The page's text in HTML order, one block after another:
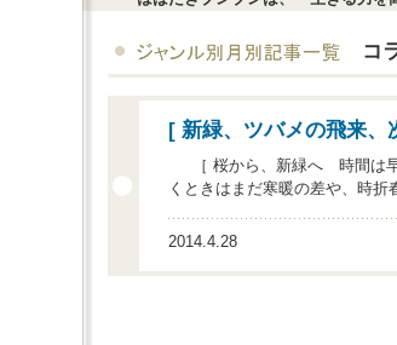
コ
[ 新緑、ツバメの飛来、
［ 桜から、新緑へ 時間は
くときはまだ寒暖の差や、時
2014.4.28